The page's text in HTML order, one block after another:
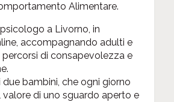
Alimentare.
a Livorno, in
accompagnando adulti e
di consapevolezza e
bambini, che ogni giorno
valore di uno sguardo aperto e